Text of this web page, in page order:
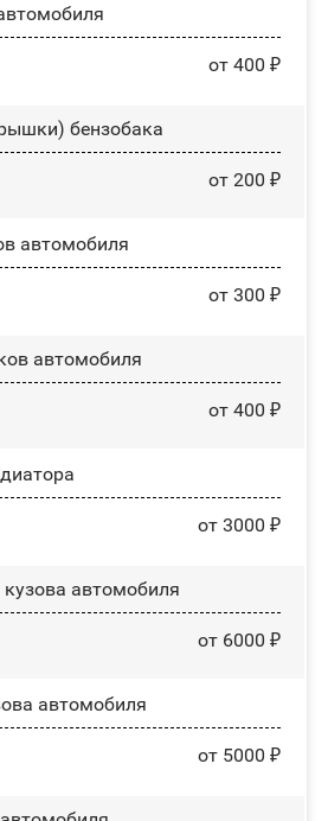
от 400 ₽
бензобака
от 200 ₽
автомобиля
от 300 ₽
автомобиля
от 400 ₽
от 3000 ₽
автомобиля
от 6000 ₽
автомобиля
от 5000 ₽